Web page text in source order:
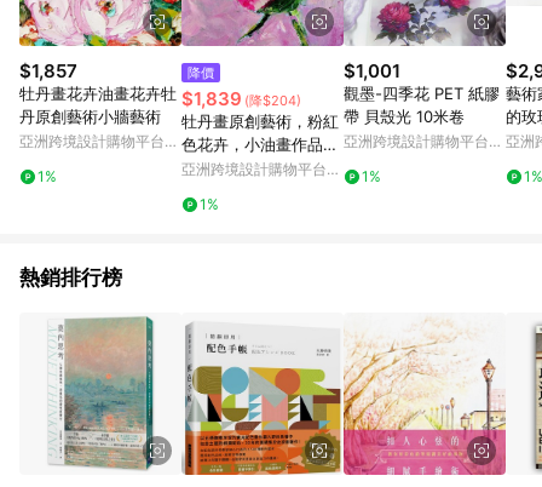
頁面後才首次下載 Pinkoi APP 並完成訂單，不符合導購資格；承
上，首次下載 Pinkoi APP 後，需透過 LINE 購物前往 Pinkoi 頁
面，方享導購資格。
$1,857
牡丹畫花卉油畫花卉牡
丹原創藝術小牆藝術
亞洲跨境設計購物平台
1%
降價
$1,839 (降$204)
牡丹畫原創藝術，粉紅
色花卉，小油畫作品，
花牆藝術
亞洲跨境設計購物平台
1%
$1,001
觀墨-四季花 PET 紙膠
帶 貝殼光 10米卷
亞洲跨境設計購物平台
1%
藝術
的玫
亞洲
1%
熱銷排行榜